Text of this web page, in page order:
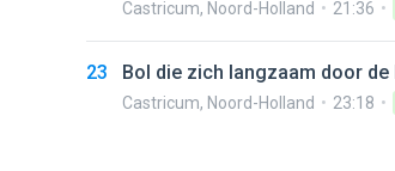
Castricum, Noord-Holland 21:36
23 Bol die zich langzaam door de
Castricum, Noord-Holland 23:18